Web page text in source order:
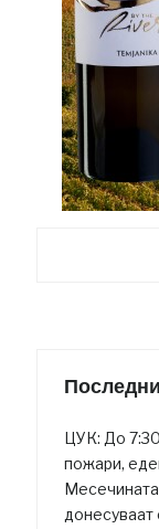
ЦУК: До 7:30
пожари,
донесуваат